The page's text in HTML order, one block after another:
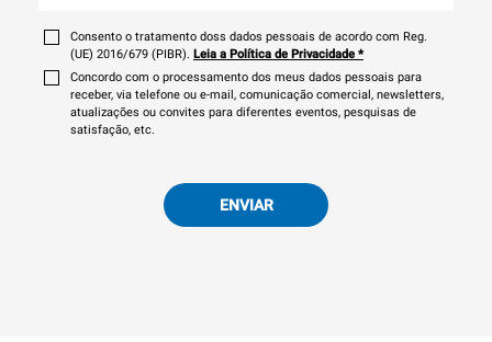
Consento o tratamento doss dados pessoais de acordo com Reg.
(UE) 2016/679 (PIBR). Leia a Política de Privacidade *
Concordo com o processamento dos meus dados pessoais para
receber, via telefone ou e-mail, comunicação comercial, newsletters,
atualizações ou convites para diferentes eventos, pesquisas de
satisfação, etc.
ENVIAR